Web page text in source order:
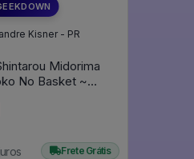
Kisner - PR
Midorima
No Basket ~
Frete Grátis